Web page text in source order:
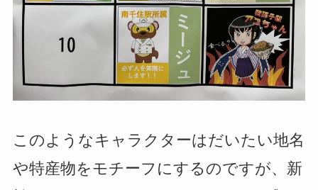
このようなキャラクターはだいたい地名
や特産物をモチーフにするのですが、新